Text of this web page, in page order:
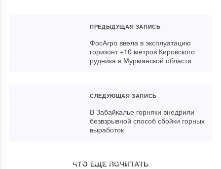
ПРЕДЫДУЩАЯ ЗАПИСЬ
ФосАгро ввела в эксплуатацию
горизонт +10 метров Кировского
рудника в Мурманской области
СЛЕДУЮЩАЯ ЗАПИСЬ
В Забайкалье горняки внедрили
безвзрывной способ сбойки горных
выработок
ЧТО ЕЩЕ ПОЧИТАТЬ
пополнил самосвал нового